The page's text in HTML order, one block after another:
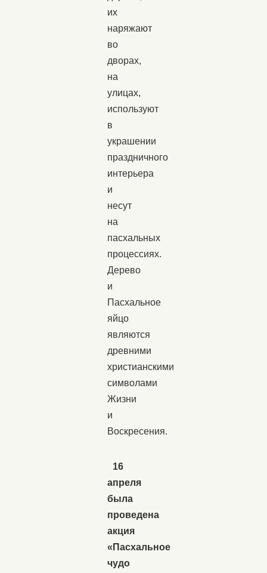
их
наряжают
во
дворах,
на
улицах,
используют
в
украшении
праздничного
интерьера
и
несут
на
пасхальных
процессиях.
Дерево
и
Пасхальное
яйцо
являются
древними
христианскими
символами
Жизни
и
Воскресения.
16
апреля
была
проведена
акция
«Пасхальное
чудо